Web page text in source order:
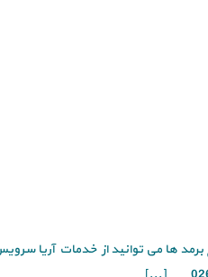
ها می توانید از خدمات آریا